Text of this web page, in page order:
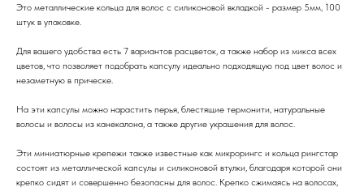
Это металлические кольца для волос с силиконовой вкладкой - размер 5мм, 100
штук в упаковке.
Для вашего удобства есть 7 вариантов расцветок, а также набор из микса всех
цветов, что позволяет подобрать капсулу идеально подходящую под цвет волос и
незаметную в прическе.
На эти капсулы можно нарастить перья, блестящие термонити, натуральные
волосы и волосы из канекалона, а также другие украшения для волос.
Эти миниатюрные крепежи также известные как микрорингс и кольца рингстар
состоят из металлической капсулы и силиконовой втулки, благодаря которой они
крепко сидят и совершенно безопасны для волос. Крепко сжимаясь на волосах,